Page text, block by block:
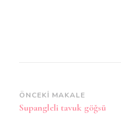
Yazı
dolaşımı
ÖNCEKI MAKALE
Supangleli tavuk göğsü